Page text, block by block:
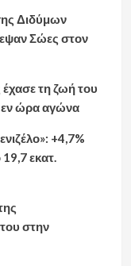
Διδύμων
Σώες στον
τη ζωή του
εν ώρα αγώνα
+4,7%
εκατ.
στην